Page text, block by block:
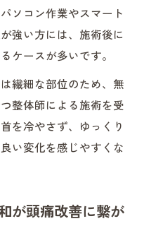
ソコン作業やスマート
強い方には、施術後に
ケースが多いです。
繊細な部位のため、無
整体師による施術を受
を冷やさず、ゆっくり
い変化を感じやすくな
が頭痛改善に繋が